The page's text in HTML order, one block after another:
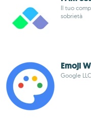
Il tuo
sobrietà
Emoji
Google LLC